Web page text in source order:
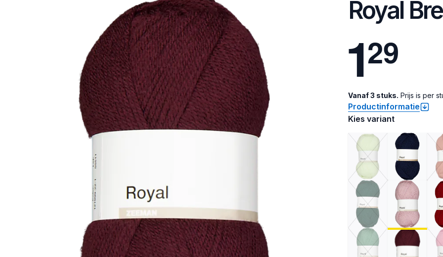
Royal
129
Vanaf 3 stuks. Prijs is per
Productinformatie
Kies variant